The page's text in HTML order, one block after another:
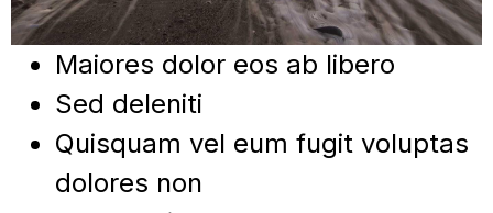
Maiores dolor eos ab libero
Sed deleniti
Quisquam vel eum fugit voluptas
dolores non